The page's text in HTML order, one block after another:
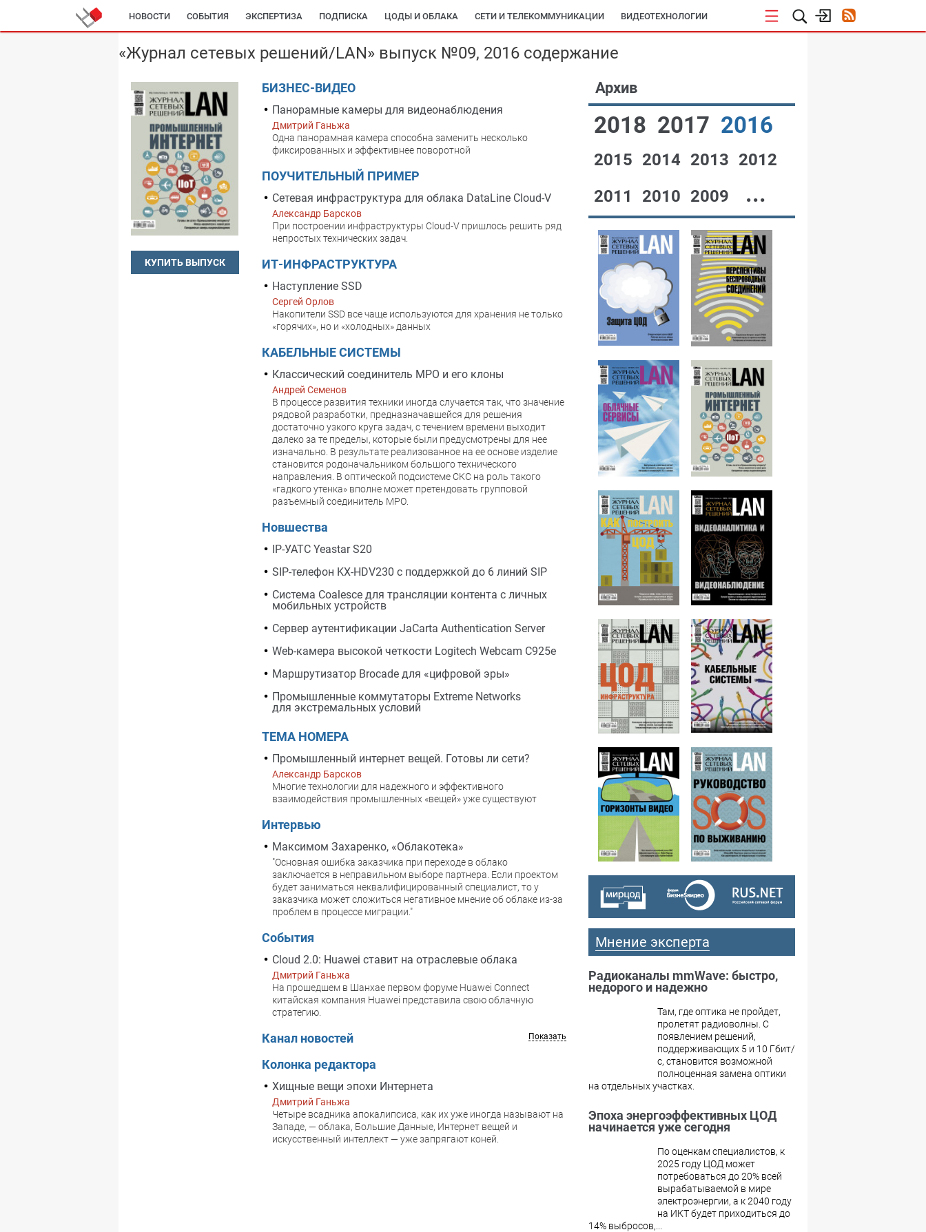
НОВОСТИ СОБЫТИЯ ЭКСПЕРТИЗА ПОДПИСКА ЦОДЫ И ОБЛАКА СЕТИ И ТЕЛЕКОММУНИКАЦИИ ВИДЕОТЕХНОЛОГИИ
«Журнал сетевых решений/LAN» выпуск №09, 2016 содержание
КУПИТЬ ВЫПУСК
БИЗНЕС-ВИДЕО
Панорамные камеры для видеонаблюдения
Дмитрий Ганьжа
Одна панорамная камера способна заменить несколько
фиксированных и эффективнее поворотной
ПОУЧИТЕЛЬНЫЙ ПРИМЕР
Сетевая инфраструктура для облака DataLine Cloud-V
Александр Барсков
При построении инфраструктуры Cloud-V пришлось решить ряд
непростых технических задач.
ИТ-ИНФРАСТРУКТУРА
Наступление SSD
Cергей Орлов
Накопители SSD все чаще используются для хранения не только
«горячих», но и «холодных» данных
КАБЕЛЬНЫЕ СИСТЕМЫ
Классический соединитель МРО и его клоны
Андрей Семенов
В процессе развития техники иногда случается так, что значение
рядовой разработки, предназначавшейся для решения
достаточно узкого круга задач, с течением времени выходит
далеко за те пределы, которые были предусмотрены для нее
изначально. В результате реализованное на ее основе изделие
становится родоначальником большого технического
направления. В оптической подсистеме СКС на роль такого
«гадкого утенка» вполне может претендовать групповой
разъемный соединитель МРО.
Новшества
IP-УАТС Yeastar S20
SIP-телефон KX-HDV230 с поддержкой до 6 линий SIP
Система Coalesce для трансляции контента с личных
мобильных устройств
Сервер аутентификации JaCarta Authentication Server
Web-камера высокой четкости Logitech Webcam C925e
Маршрутизатор Brocade для «цифровой эры»
Промышленные коммутаторы Extreme Networks
для экстремальных условий
ТЕМА НОМЕРА
Промышленный интернет вещей. Готовы ли сети?
Александр Барсков
Многие технологии для надежного и эффективного
взаимодействия промышленных «вещей» уже существуют
Интервью
Максимом Захаренко, «Облакотека»
"Основная ошибка заказчика при переходе в облако
заключается в неправильном выборе партнера. Если проектом
будет заниматься неквалифицированный специалист, то у
заказчика может сложиться негативное мнение об облаке из-за
проблем в процессе миграции."
События
Cloud 2.0: Huawei ставит на отраслевые облака
Дмитрий Ганьжа
На прошедшем в Шанхае первом форуме Huawei Connect
китайская компания Huawei представила свою облачную
стратегию.
Показать
Канал новостей
Колонка редактора
Хищные вещи эпохи Интернета
Дмитрий Ганьжа
Четыре всадника апокалипсиса, как их уже иногда называют на
Западе, — облака, Большие Данные, Интернет вещей и
искусственный интеллект — уже запрягают коней.
Архив
2018 2017 2016
2015 2014 2013 2012
2011
2010 2009 ...
№12,2016 №11,2016
№10,2016 №09,2016
№07-08,2016 №06,2016
№05,2016 №04,2016
№03,2016 №01-02,2016
Мнение эксперта
Радиоканалы mmWave: быстро,
недорого и надежно
Там, где оптика не пройдет,
пролетят радиоволны. С
появлением решений,
поддерживающих 5 и 10 Гбит/
с, становится возможной
полноценная замена оптики
на отдельных участках.
Эпоха энергоэффективных ЦОД
начинается уже сегодня
По оценкам специалистов, к
2025 году ЦОД может
потребоваться до 20% всей
вырабатываемой в мире
электроэнергии, а к 2040 году
на ИКТ будет приходиться до
14% выбросов,...